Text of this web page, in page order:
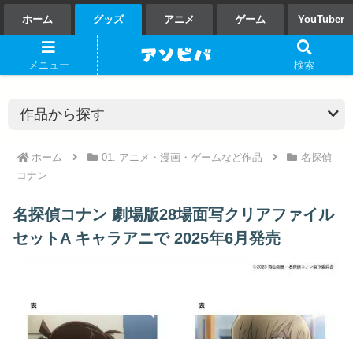
ホーム グッズ アニメ ゲーム YouTuber
ホーム 01. アニメ・漫画・ゲームなど作品
名探偵
コナン
名探偵コナン 劇場版28場面写クリアファイル
セットA キャラアニで 2025年6月発売
メニュー 検索